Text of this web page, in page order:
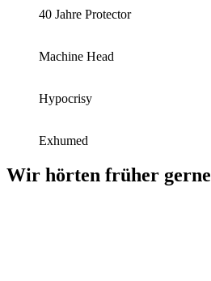
40 Jahre Protector
Machine Head
Hypocrisy
Exhumed
Wir hörten früher gerne